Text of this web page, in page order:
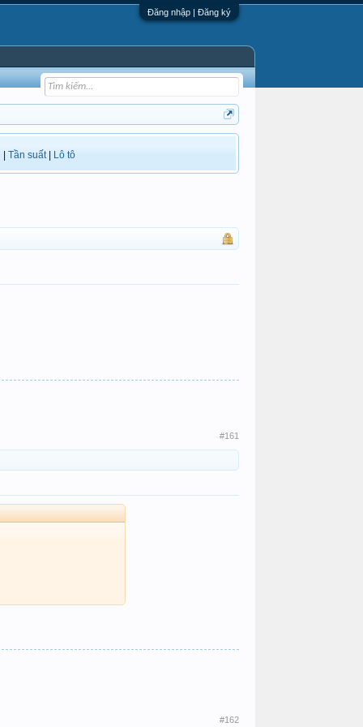
Đăng nhập | Đăng ký
Tần suất| Lô tô
#161
#162